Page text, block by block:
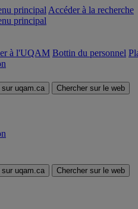
principal Accéder à la recherche
principal
à l'UQAM Bottin du personnel
sur uqam.ca Chercher sur le web
sur uqam.ca Chercher sur le web